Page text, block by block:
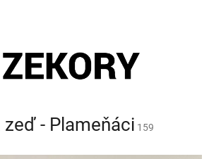
zeď - Plameňáci 159